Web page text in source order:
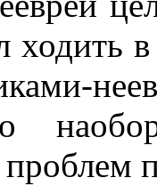
ходить
проблем